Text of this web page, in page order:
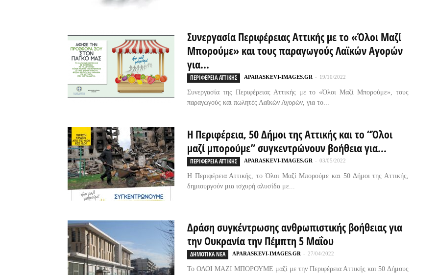
Συνεργασία Περιφέρειας Αττικής με το «Όλοι Μαζί
Μπορούμε» και τους παραγωγούς Λαϊκών Αγορών
για...
ΠΕΡΙΦΕΡΕΙΑ ΑΤΤΙΚΗΣ APARASKEVI-IMAGES.GR - 19/10/2022
Συνεργασία της Περιφέρειας Αττικής με το «Όλοι Μαζί Μπορούμε», τους
παραγωγούς και πωλητές Λαϊκών Αγορών, για το...
Η Περιφέρεια, 50 Δήμοι της Αττικής και το “Όλοι
μαζί μπορούμε” συγκεντρώνουν βοήθεια για...
ΠΕΡΙΦΕΡΕΙΑ ΑΤΤΙΚΗΣ APARASKEVI-IMAGES.GR - 03/05/2022
Η Περιφέρεια Αττικής, το Όλοι Μαζί Μπορούμε και 50 Δήμοι της Αττικής,
δημιουργούν μια ισχυρή αλυσίδα με...
Δράση συγκέντρωσης ανθρωπιστικής βοήθειας για
την Ουκρανία την Πέμπτη 5 Μαΐου
ΔΗΜΟΤΙΚΑ ΝΕΑ APARASKEVI-IMAGES.GR - 27/04/2022
To ΟΛΟΙ ΜΑΖΙ ΜΠΟΡΟΥΜΕ μαζί με την Περιφέρεια Αττικής και 50 Δήμους